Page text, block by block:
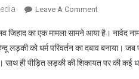
Leave A CommentOn
जिहाद
:
हल्द्वानी
जिहाद का एक मामला सामने आया है। नावेद
लड़की को धर्म परिवर्तन का दबाव बनाया।
ही पीड़ित लड़की की शिकायत पर की कई